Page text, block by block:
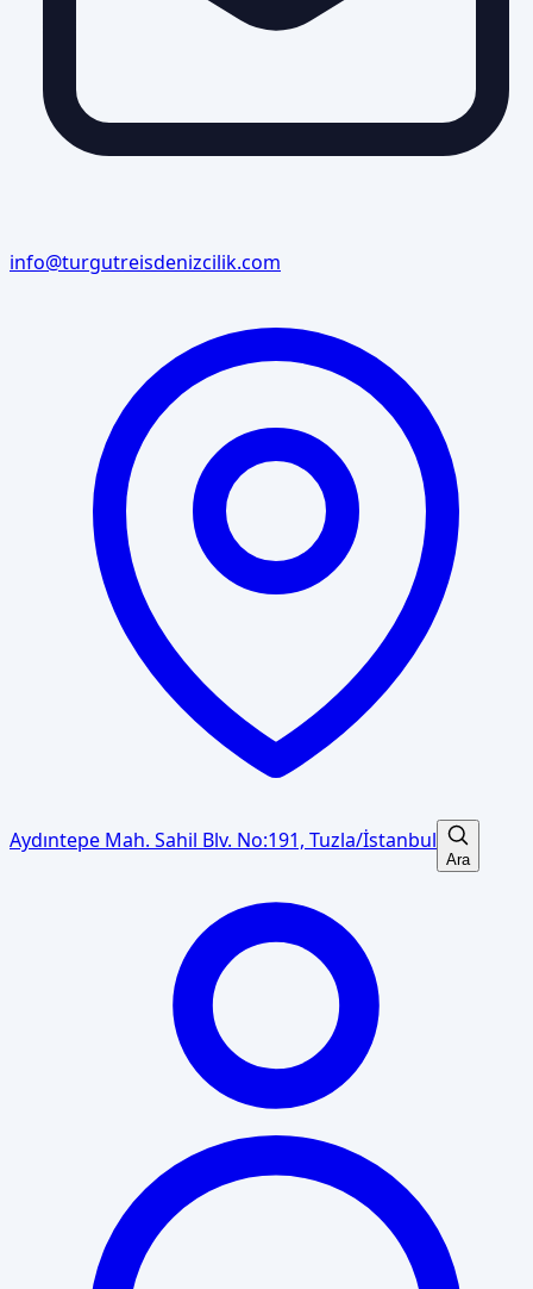
info@turgutreisdenizcilik.com
Aydıntepe Mah. Sahil Blv. No:191, Tuzla/İstanbul
Ara